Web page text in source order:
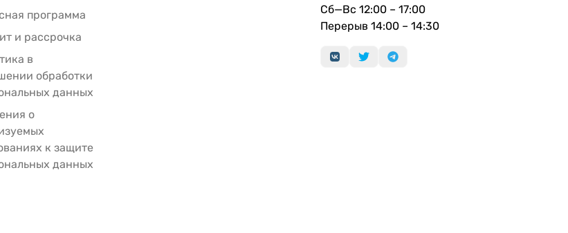
программа
и рассрочка
в
обработки
данных
о
к защите
данных
Сб—Вс 12:00 – 17:00
Перерыв 14:00 – 14:30